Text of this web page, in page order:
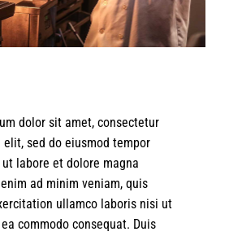
dolor sit amet, consectetur
elit, sed do eiusmod tempor
labore et dolore magna
ad minim veniam, quis
ullamco laboris nisi ut
commodo consequat. Duis